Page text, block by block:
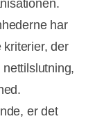
har
kriterier, der
er det